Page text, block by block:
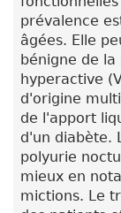
prévalence
âgées. Elle
bénigne de la
hyperactive
d'origine
de l'apport
d'un diabète.
polyurie
mieux en
mictions. Le